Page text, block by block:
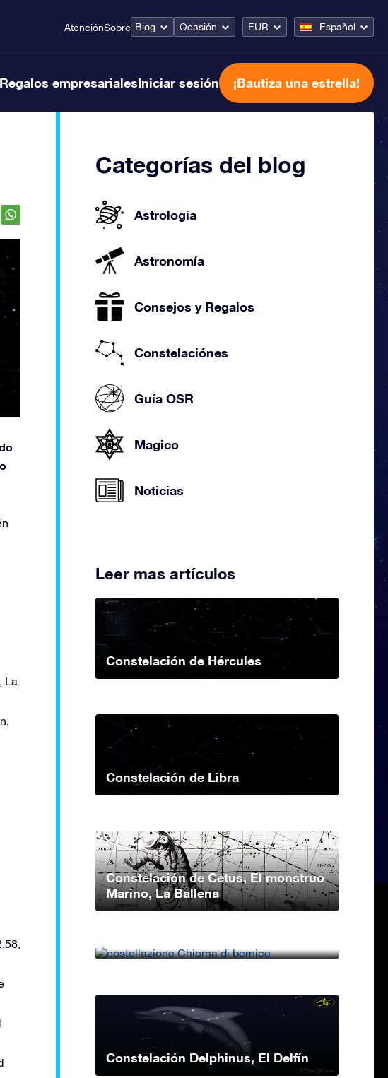
AtenciónSobre Blog Ocasión EUR Español
Regalos empresarialesIniciar sesión ¡Bautiza una estrella!
La
Categorías del blog
Astrologia
Astronomía
Consejos y Regalos
Constelaciónes
Guía OSR
Magico
Noticias
Leer mas artículos
Constelación de Hércules
Constelación de Libra
Constelación de Cetus, El monstruo
Marino, La Ballena
Constelación Delphinus, El Delfín